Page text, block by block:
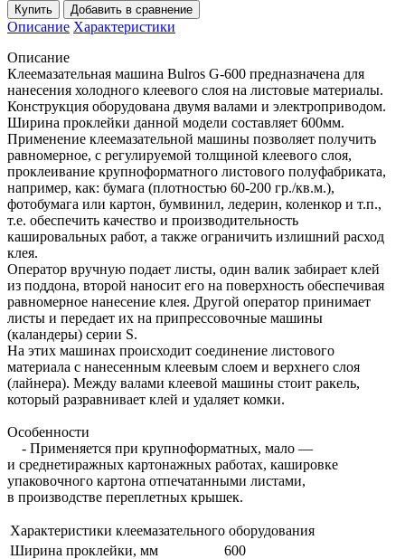
Описание Характеристики
Описание
Клеемазательная машина Bulros G-600 предназначена для
нанесения холодного клеевого слоя на листовые материалы.
Конструкция оборудована двумя валами и электроприводом.
Ширина проклейки данной модели составляет 600мм.
Применение клеемазательной машины позволяет получить
равномерное, с регулируемой толщиной клеевого слоя,
проклеивание крупноформатного листового полуфабриката,
например, как: бумага (плотностью 60-200 гр./кв.м.),
фотобумага или картон, бумвинил, ледерин, коленкор и т.п.,
т.е. обеспечить качество и производительность
кашировальных работ, а также ограничить излишний расход
клея.
Оператор вручную подает листы, один валик забирает клей
из поддона, второй наносит его на поверхность обеспечивая
равномерное нанесение клея. Другой оператор принимает
листы и передает их на припрессовочные машины
(каландеры) серии S.
На этих машинах происходит соединение листового
материала с нанесенным клеевым слоем и верхнего слоя
(лайнера). Между валами клеевой машины стоит ракель,
который разравнивает клей и удаляет комки.
Особенности
- Применяется при крупноформатных, мало —
и среднетиражных картонажных работах, кашировке
упаковочного картона отпечатанными листами,
в производстве переплетных крышек.
Характеристики клеемазательного оборудования
Ширина проклейки, мм
600